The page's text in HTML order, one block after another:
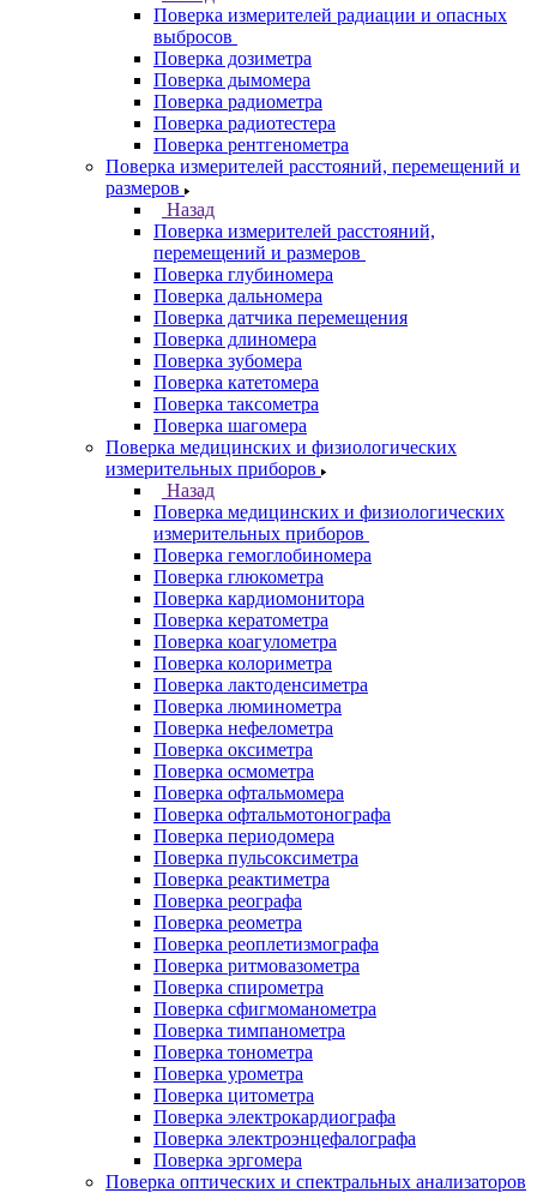
Поверка измерителей радиации и опасных
выбросов
Поверка дозиметра
Поверка дымомера
Поверка радиометра
Поверка радиотестера
Поверка рентгенометра
Поверка измерителей расстояний, перемещений и
размеров
Назад
Поверка измерителей расстояний,
перемещений и размеров
Поверка глубиномера
Поверка дальномера
Поверка датчика перемещения
Поверка длиномера
Поверка зубомера
Поверка катетомера
Поверка таксометра
Поверка шагомера
Поверка медицинских и физиологических
измерительных приборов
Назад
Поверка медицинских и физиологических
измерительных приборов
Поверка гемоглобиномера
Поверка глюкометра
Поверка кардиомонитора
Поверка кератометра
Поверка коагулометра
Поверка колориметра
Поверка лактоденсиметра
Поверка люминометра
Поверка нефелометра
Поверка оксиметра
Поверка осмометра
Поверка офтальмомера
Поверка офтальмотонографа
Поверка периодомера
Поверка пульсоксиметра
Поверка реактиметра
Поверка реографа
Поверка реометра
Поверка реоплетизмографа
Поверка ритмовазометра
Поверка спирометра
Поверка сфигмоманометра
Поверка тимпанометра
Поверка тонометра
Поверка урометра
Поверка цитометра
Поверка электрокардиографа
Поверка электроэнцефалографа
Поверка эргомера
Поверка оптических и спектральных анализаторов